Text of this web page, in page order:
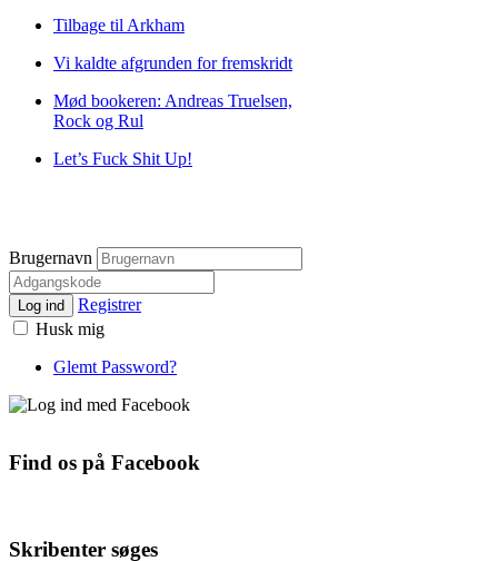
Tilbage til Arkham
Vi kaldte afgrunden for fremskridt
Mød bookeren: Andreas Truelsen,
Rock og Rul
Let’s Fuck Shit Up!
Brugernavn
Log ind
Registrer
Husk mig
Glemt Password?
Find os på Facebook
Skribenter søges